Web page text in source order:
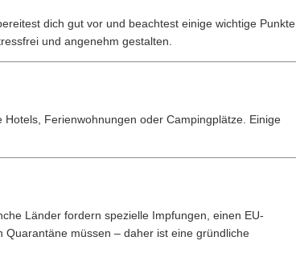
dich gut vor und beachtest einige wichtige Punkte.
und angenehm gestalten.
Ferienwohnungen oder Campingplätze. Einige
Länder fordern spezielle Impfungen, einen EU-
müssen – daher ist eine gründliche